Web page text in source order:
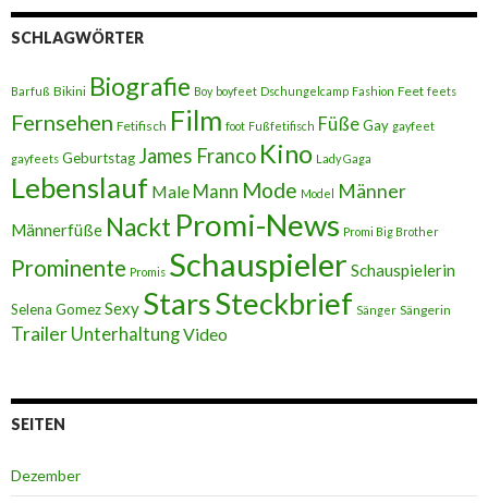
SCHLAGWÖRTER
Barfuß Bikini Biografie Boy boyfeet Dschungelcamp Fashion Feet feets
Fernsehen Fetifisch Film foot Fußfetifisch FüßeGay gayfeet
gayfeets Geburtstag James Franco Kino Lady Gaga
Lebenslauf Male Mann Mode Model Männer
Männerfüße Nackt Promi-News Promi Big Brother
Prominente Promis Schauspieler Schauspielerin
Selena GomezSexy StarsSteckbrief Sänger Sängerin
Trailer UnterhaltungVideo
SEITEN
Dezember